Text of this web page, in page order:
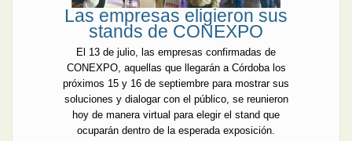
Las empresas eligieron sus
stands de CONEXPO
El 13 de julio, las empresas confirmadas de
CONEXPO, aquellas que llegarán a Córdoba los
próximos 15 y 16 de septiembre para mostrar sus
soluciones y dialogar con el público, se reunieron
hoy de manera virtual para elegir el stand que
ocuparán dentro de la esperada exposición.